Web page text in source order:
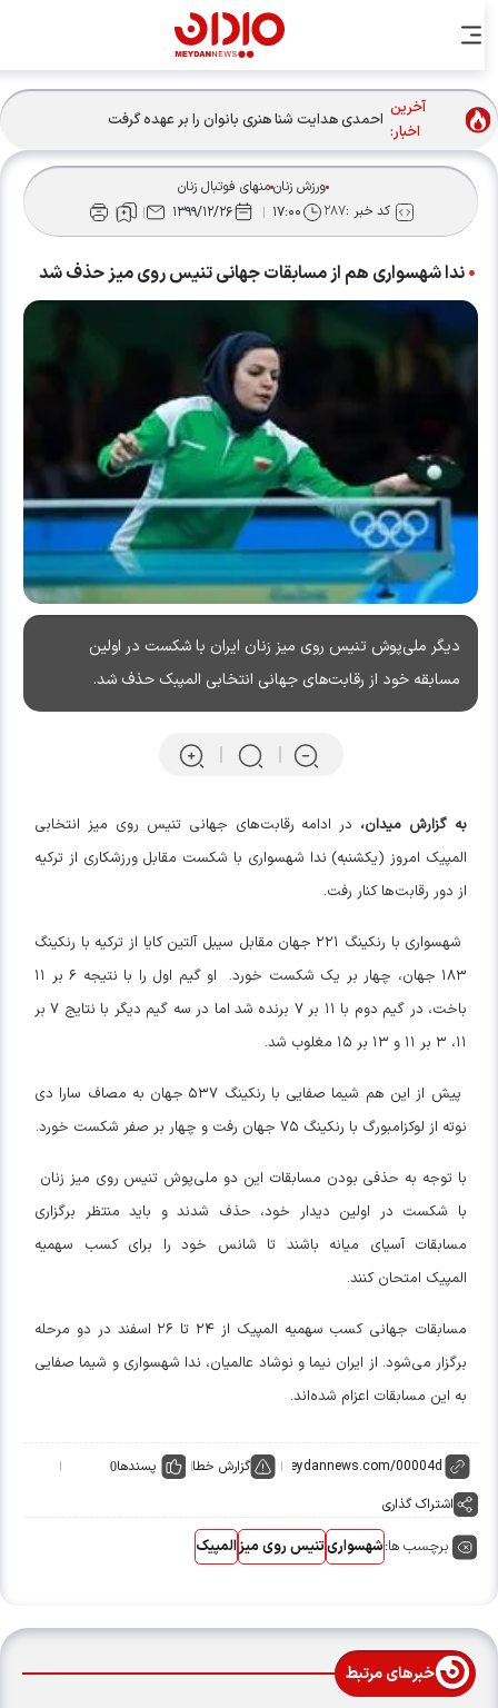
آخرین
اخبار:
احمدی هدایت شنا هنری بانوان را بر عهده گرفت
ورزش زنانمنهای فوتبال زنان
کد خبر :۲۸۷ ۱۷:۰۰ ۱۳۹۹/۱۲/۲۶
ندا شهسواری هم از مسابقات جهانی تنیس روی میز حذف شد
دیگر ملی‌پوش تنیس روی میز زنان ایران با شکست در اولین
مسابقه خود از رقابت‌های جهانی انتخابی المپبک حذف شد.
به گزارش میدان،در ادامه رقابت‌های جهانی تنیس روی میز انتخابی
المپیک امروز (یکشنبه) ندا شهسواری با شکست مقابل ورزشکاری از ترکیه
از دور رقابت‌ها کنار رفت.
شهسواری با رنکینگ ۲۲۱ جهان مقابل سیبل آلتین کایا از ترکیه با رنکینگ
۱۸۳ جهان، چهار بر یک شکست خورد. او گیم اول را با نتیجه ۶ بر ۱۱
باخت، در گیم دوم با ۱۱ بر ۷ برنده شد اما در سه گیم دیگر با نتایج ۷ بر
پیش از این هم شیما صفایی با رنکینگ ۵۳۷ جهان به مصاف سارا دی
نوته از لوکزامبورگ با رنکینگ ۷۵ جهان رفت و چهار بر صفر شکست خورد.
با توجه به حذفی بودن مسابقات این دو ملی‌پوش تنیس روی میز زنان
با شکست در اولین دیدار خود، حذف شدند و باید منتظر برگزاری
مسابقات آسیای میانه باشند تا شانس خود را برای کسب سهمیه
المپیک امتحان کنند.
مسابقات جهانی کسب سهمیه المپیک از ۲۴ تا ۲۶ اسفند در دو مرحله
برگزار می‌شود. از ایران نیما و نوشاد عالمیان، ندا شهسواری و شیما صفایی
به این مسابقات اعزام شده‌اند.
گزارش خطا پسندها0
اشتراک گذاری
برچسب ها:شهسواریتنیس روی میزالمپیک
خبرهای مرتبط